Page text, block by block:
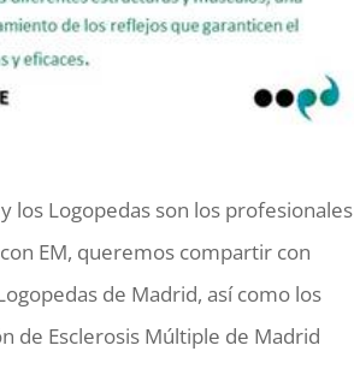
los Logopedas son los profesionales
EM, queremos compartir con
de Madrid, así como los
de Esclerosis Múltiple de Madrid